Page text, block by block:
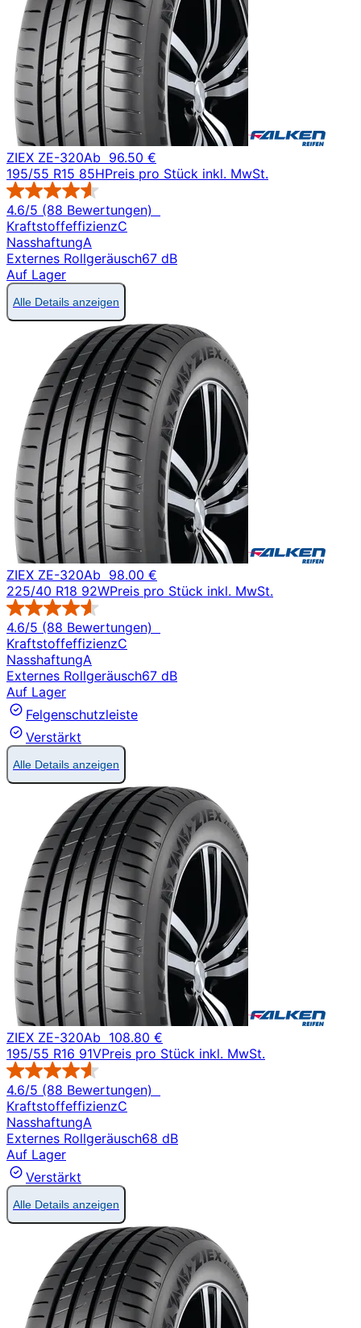
ZIEX ZE-320Ab 96.50 €
195/55 R15 85HPreis pro Stück inkl. MwSt.
4.6/5 (88 Bewertungen)
KraftstoffeffizienzC
NasshaftungA
Externes Rollgeräusch67 dB
Auf Lager
Alle Details anzeigen
ZIEX ZE-320Ab 98.00 €
225/40 R18 92WPreis pro Stück inkl. MwSt.
4.6/5 (88 Bewertungen)
KraftstoffeffizienzC
NasshaftungA
Externes Rollgeräusch67 dB
Auf Lager
Felgenschutzleiste
Verstärkt
Alle Details anzeigen
ZIEX ZE-320Ab 108.80 €
195/55 R16 91VPreis pro Stück inkl. MwSt.
4.6/5 (88 Bewertungen)
KraftstoffeffizienzC
NasshaftungA
Externes Rollgeräusch68 dB
Auf Lager
Verstärkt
Alle Details anzeigen